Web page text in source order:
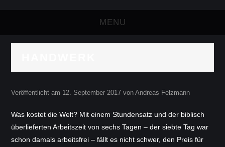
MENU
Veröffentlicht am 12. September 2017 vonAndreas Felzmann
Was kostet die Welt? Mit einem Stundensatz und der biblisch
überlieferten Arbeitszeit von sechs Tagen – der siebte Tag war
schon damals arbeitsfrei – fällt es nicht schwer, den Preis für